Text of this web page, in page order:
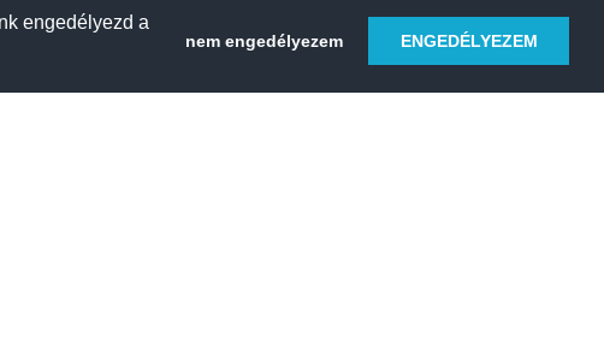
engedélyezd a
nem engedélyezem ENGEDÉLYEZEM